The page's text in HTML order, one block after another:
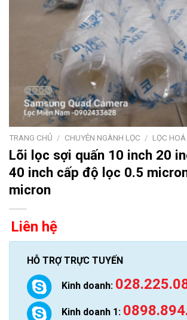
TRANG CHỦ / CHUYÊN NGÀNH LỌC / LỌC
Lõi lọc sợi quấn 10 inch 20
40 inch cấp độ lọc 0.5
micron
Liên hệ
HỖ TRỢ TRỰC TUYẾN
Kinh doanh:
Kinh doanh 1: